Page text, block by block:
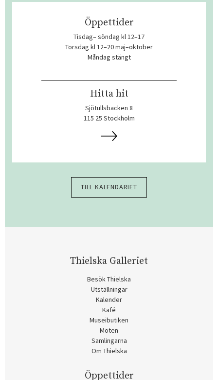
Öppettider
Tisdag– söndag kl 12–17
Torsdag kl 12–20 maj–oktober
Måndag stängt
Hitta hit
Sjötullsbacken 8
115 25 Stockholm
TILL KALENDARIET
Thielska Galleriet
Besök Thielska
Utställningar
Kalender
Kafé
Museibutiken
Möten
Samlingarna
Om Thielska
Öppettider